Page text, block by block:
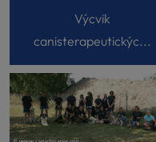
Výcvik
canisterapeutickýc...